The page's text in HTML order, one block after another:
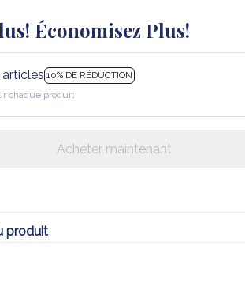
Économisez Plus!
articles 10% DE RÉDUCTION
chaque produit
Acheter maintenant
produit